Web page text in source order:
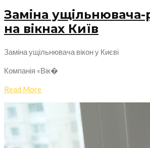
Заміна
на вікнах Київ
Заміна ущільнювача вікон у Києві
Компанія «Вік�
Read More